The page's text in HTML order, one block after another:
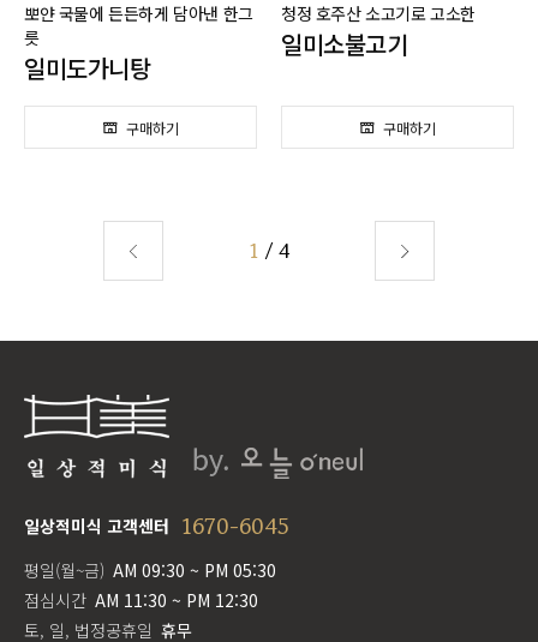
뽀얀 국물에 든든하게 담아낸 한그
릇
일미도가니탕
청정 호주산 소고기로 고소한
일미소불고기
1 / 4
일상적미식 고객센터 1670-6045
평일(월~금) AM 09:30 ~ PM 05:30
점심시간 AM 11:30 ~ PM 12:30
토, 일, 법정공휴일 휴무